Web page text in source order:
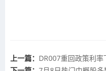
上一篇： DR007重回政策利